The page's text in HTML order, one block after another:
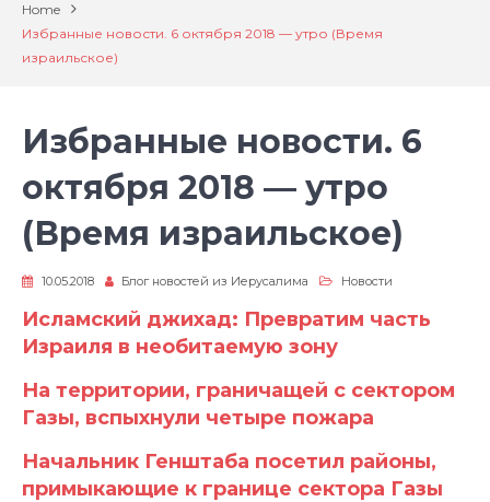
Home
Избранные новости. 6 октября 2018 — утро (Время
израильское)
Избранные новости. 6
октября 2018 — утро
(Время израильское)
10.05.2018 Блог новостей из Иерусалима Новости
Исламский джихад: Превратим часть
Израиля в необитаемую зону
На территории, граничащей с сектором
Газы, вспыхнули четыре пожара
Начальник Генштаба посетил районы,
примыкающие к границе сектора Газы